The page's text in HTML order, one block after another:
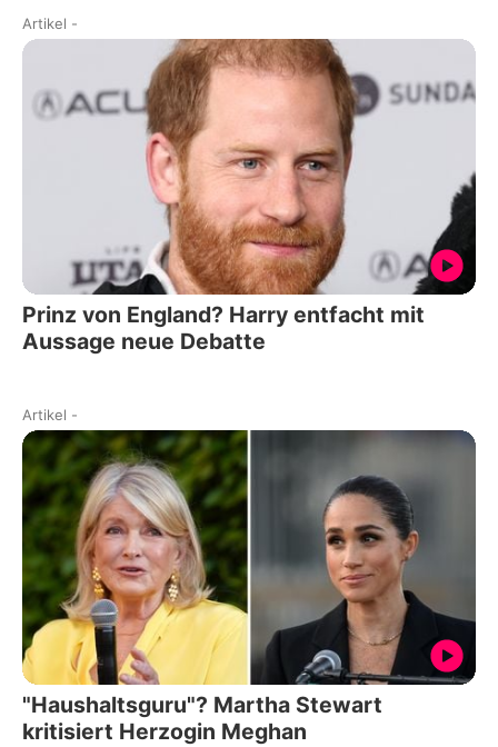
Artikel -
Prinz von England? Harry entfacht mit
Aussage neue Debatte
Artikel -
"Haushaltsguru"? Martha Stewart
kritisiert Herzogin Meghan